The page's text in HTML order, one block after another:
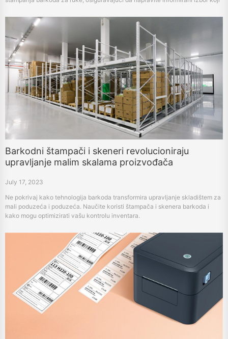
Barkodni štampači i skeneri revolucioniraju
upravljanje malim skalama proizvođača
July 17, 2023
Ne pokrivaj kako tehnologija barkoda transformira upravljanje skladištem za
mali poduzeća i poduzeća. Naučite koristi štampača i skenera barkoda i
kako mogu optimizirati vašu kontrolu inventara.